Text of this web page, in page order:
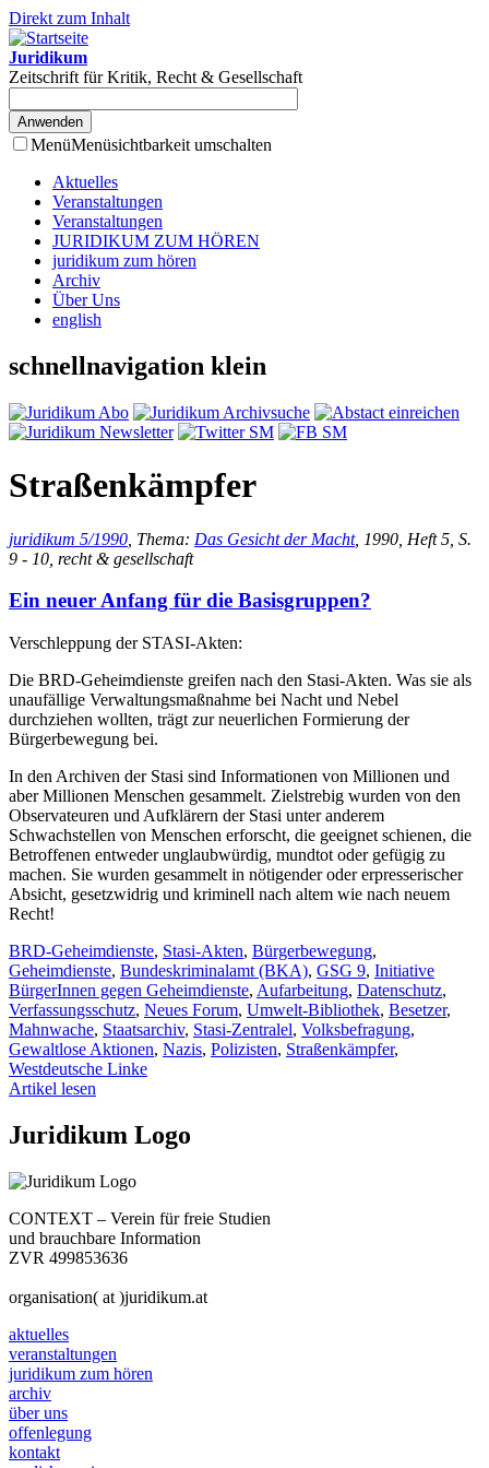
Direkt zum Inhalt
Juridikum
Zeitschrift für Kritik, Recht & Gesellschaft
MenüMenüsichtbarkeit umschalten
Aktuelles
Veranstaltungen
Veranstaltungen
JURIDIKUM ZUM HÖREN
juridikum zum hören
Archiv
Über Uns
english
schnellnavigation klein
Straßenkämpfer
juridikum 5/1990 , Thema: Das Gesicht der Macht, 1990, Heft 5, S.
9 - 10, recht & gesellschaft
Ein neuer Anfang für die Basisgruppen?
Verschleppung der STASI-Akten:
Die BRD-Geheimdienste greifen nach den Stasi-Akten. Was sie als
unaufällige Verwaltungsmaßnahme bei Nacht und Nebel
durchziehen wollten, trägt zur neuerlichen Formierung der
Bürgerbewegung bei.
In den Archiven der Stasi sind Informationen von Millionen und
aber Millionen Menschen gesammelt. Zielstrebig wurden von den
Observateuren und Aufklärern der Stasi unter anderem
Schwachstellen von Menschen erforscht, die geeignet schienen, die
Betroffenen entweder unglaubwürdig, mundtot oder gefügig zu
machen. Sie wurden gesammelt in nötigender oder erpresserischer
Absicht, gesetzwidrig und kriminell nach altem wie nach neuem
Recht!
BRD-Geheimdienste, Stasi-Akten, Bürgerbewegung,
Geheimdienste, Bundeskriminalamt (BKA), GSG 9, Initiative
BürgerInnen gegen Geheimdienste, Aufarbeitung, Datenschutz,
Verfassungsschutz, Neues Forum, Umwelt-Bibliothek, Besetzer,
Mahnwache, Staatsarchiv, Stasi-Zentralel, Volksbefragung,
Gewaltlose Aktionen, Nazis, Polizisten, Straßenkämpfer,
Westdeutsche Linke
Artikel lesen
Juridikum Logo
CONTEXT – Verein für freie Studien
und brauchbare Information
ZVR 499853636
organisation( at )juridikum.at
aktuelles
veranstaltungen
juridikum zum hören
archiv
über uns
offenlegung
kontakt